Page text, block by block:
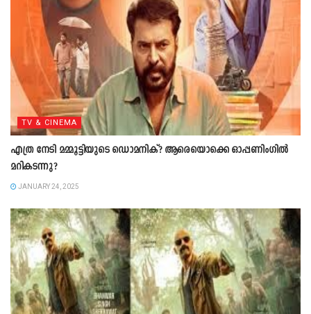
TV & CINEMA
എത്ര നേടി മമ്മൂട്ടിയുടെ ഡൊമനിക്? ആരെയൊക്കെ ഓപ്പണിംഗില്‍
മറികടന്നു?
JANUARY 24, 2025